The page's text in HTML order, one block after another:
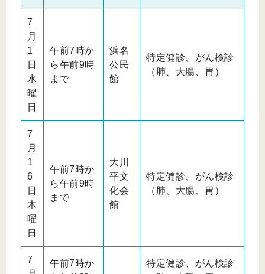
7
月
1
日
水
曜
日
午前7時か
ら午前9時
まで
浜名
公民
館
特定健診、がん検診
（肺、大腸、胃）
7
月
1
6
日
木
曜
日
午前7時か
ら午前9時
まで
大川
平文
化会
館
特定健診、がん検診
（肺、大腸、胃）
7
午前7時か
特定健診、がん検診